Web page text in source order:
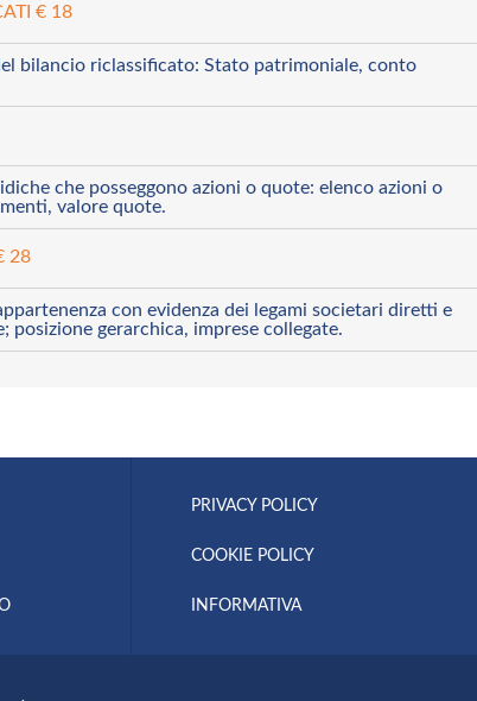
€ 18
bilancio riclassificato: Stato patrimoniale, conto
che posseggono azioni o quote: elenco azioni o
valore quote.
28
con evidenza dei legami societari diretti e
posizione gerarchica, imprese collegate.
PRIVACY POLICY
COOKIE POLICY
INFORMATIVA